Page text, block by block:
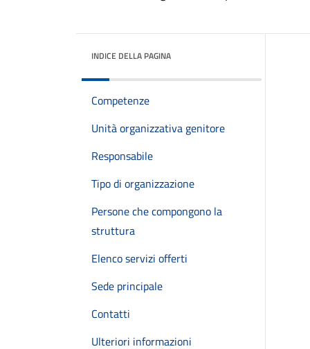
INDICE DELLA PAGINA
Competenze
Unità organizzativa genitore
Responsabile
Tipo di organizzazione
Persone che compongono la
struttura
Elenco servizi offerti
Sede principale
Contatti
Ulteriori informazioni